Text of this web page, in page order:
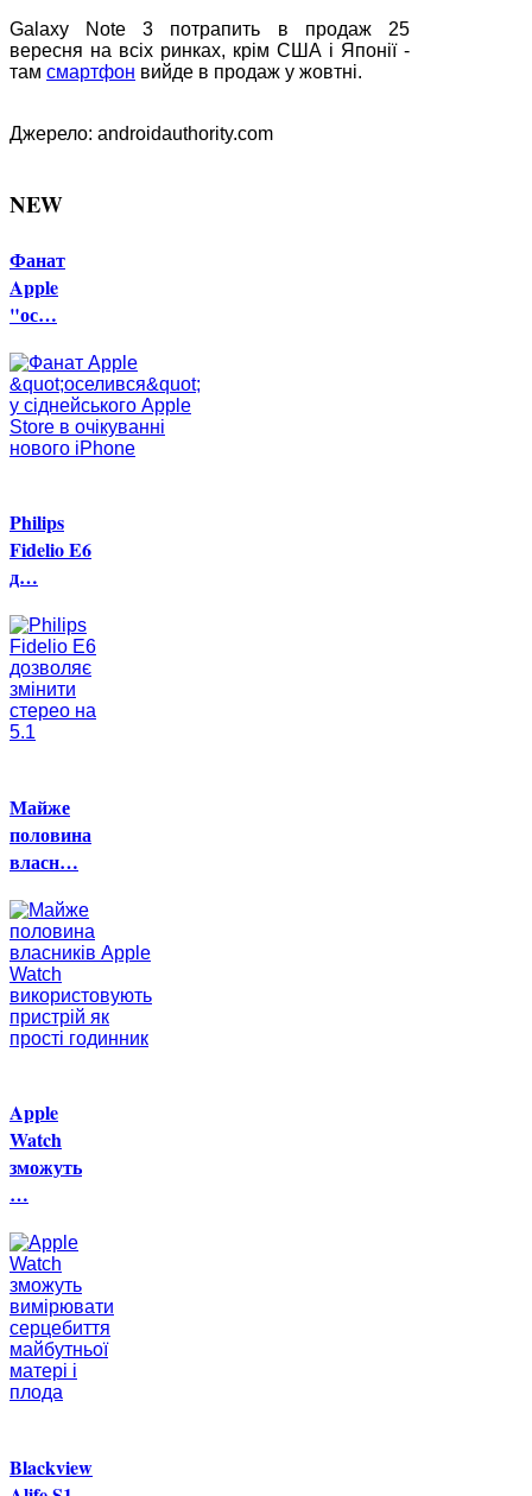
Galaxy Note 3 потрапить в продаж 25
вересня на всіх ринках, крім США і Японії -
там смартфон вийде в продаж у жовтні.
Джерело: androidauthority.com
NEW
Фанат
Apple
"ос…
Philips
Fidelio E6
д…
Майже
половина
власн…
Apple
Watch
зможуть
…
Blackview